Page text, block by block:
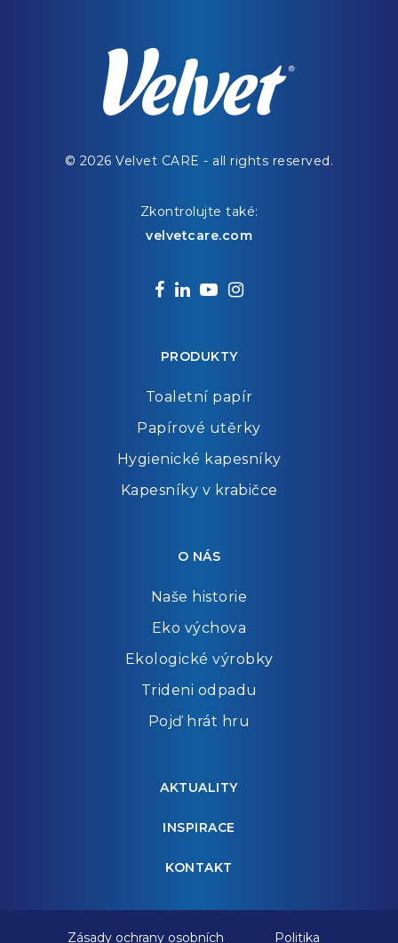
© 2026 Velvet CARE - all rights reserved.
Zkontrolujte také:
velvetcare.com
facebook
linkedin
youtubeinstagram
PRODUKTY
Toaletní papír
Papírové utěrky
Hygienické kapesníky
Kapesníky v krabičce
O NÁS
Naše historie
Eko výchova
Ekologické výrobky
Trideni odpadu
Pojď hrát hru
AKTUALITY
INSPIRACE
KONTAKT
Zásady ochrany osobních Politika